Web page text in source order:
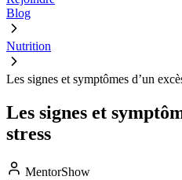
Blog
Nutrition
Les signes et symptômes d’un
Les signes et
stress
MentorShow